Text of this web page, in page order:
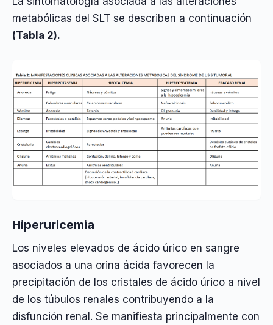
metabólicas del SLT se describen a continuación
(Tabla 2).
Hiperuricemia
Los niveles elevados de ácido úrico en sangre
asociados a una orina ácida favorecen la
precipitación de los cristales de ácido úrico a nivel
de los túbulos renales contribuyendo a la
disfunción renal. Se manifiesta principalmente con